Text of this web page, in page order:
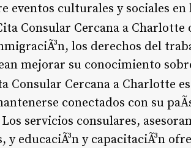
eventos culturales y sociales
Consular Cercana a Charlotte
los derechos del
mejorar su conocimiento
Consular Cercana a Charlotte
conectados con su
servicios consulares,
educaciÃ³n y capacitaciÃ³n